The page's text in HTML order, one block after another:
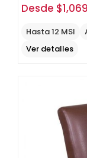
Desde $
Hasta 12 MSI
Ver detalles